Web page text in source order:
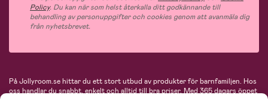
Policy. Du kan när som helst återkalla ditt godkännande till
behandling av personuppgifter och cookies genom att avanmäla dig
från nyhetsbrevet.
På Jollyroom.se hittar du ett stort utbud av produkter för barnfamiljen. Hos
oss handlar du snabbt, enkelt och alltid till bra priser.Med 365 dagars öppet